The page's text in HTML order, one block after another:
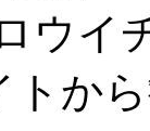
ウイ
トか